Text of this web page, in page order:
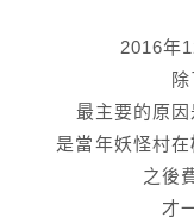
2016年
最主要的原
是當年妖怪村在
之後
才